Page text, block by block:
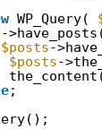
WP_Query(
-
$posts-
$posts-
;